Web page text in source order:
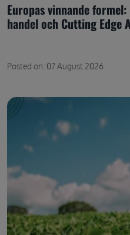
Europas vinnande
handel och Cutting Edge
Posted on: 07 August 2026